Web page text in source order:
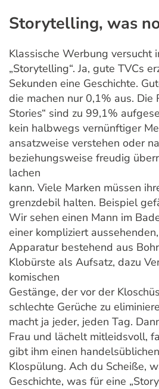
Storytelling, was
Klassische Werbung versucht
„Storytelling“. Ja, gute TVCs
Sekunden eine Geschichte.
die machen nur 0,1% aus. Die
Stories“ sind zu 99,1%
kein halbwegs vernünftiger
ansatzweise verstehen oder
beziehungsweise freudig
lachen
kann. Viele Marken müssen
grenzdebil halten. Beispiel
Wir sehen einen Mann im
einer kompliziert
Apparatur bestehend aus
Klobürste als Aufsatz, dazu
komischen
Gestänge, der vor der
schlechte Gerüche zu
macht ja jeder, jeden Tag.
Frau und lächelt mitleidsvoll,
gibt ihm einen
Klospülung. Ach du Scheiße,
Geschichte, was für eine